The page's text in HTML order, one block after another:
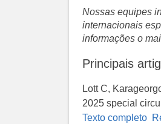
Nossas equipes
internacionais
informações o
Principais
Lott C,
2025 special
Texto completo